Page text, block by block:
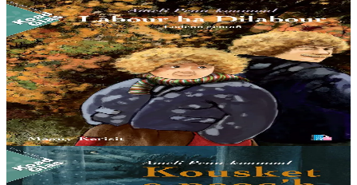
12 vloaz hag ouzhpenn
TES
Ameli Penn-koumoul 4 - Labour ha Dilabour (1)
Emañ mare an distro-skol o tostaat. Tapet he breved ganti e vo
Ameli en eilvet klas, war un dro gant he c’hoñsortez Manu. Ur
bloavezh-studi didrabas a c’hellfe...
Er stok14,00 €
12 vloaz hag ouzhpenn
TES